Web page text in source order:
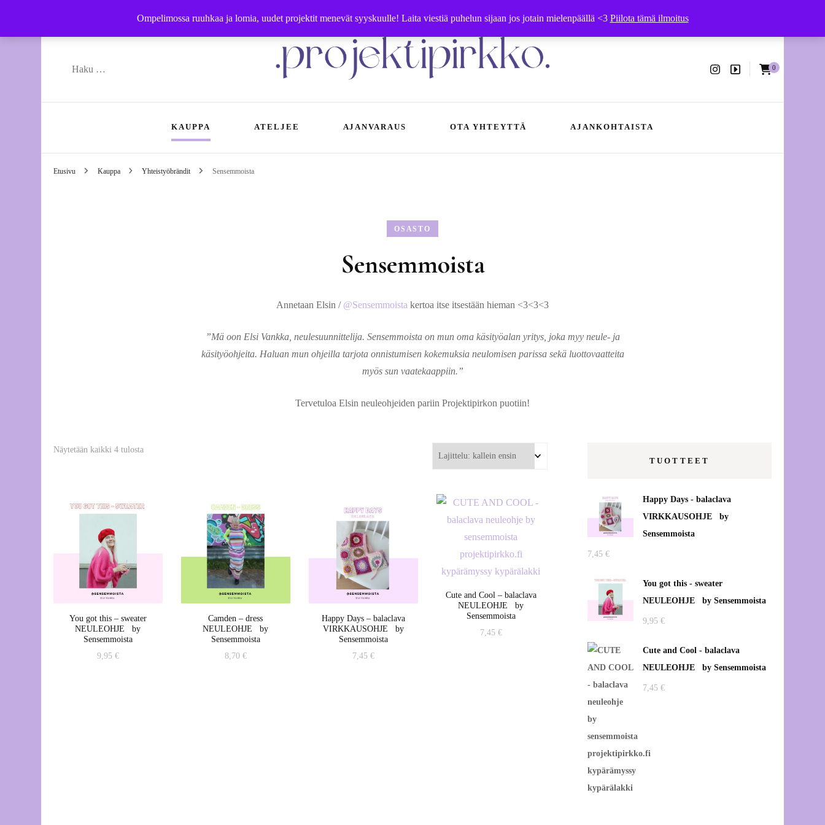
Ompelimossa ruuhkaa ja lomia, uudet projektit menevät syyskuulle! Laita viestiä puhelun sijaan jos jotain mielenpäällä <3 Piilota tämä ilmoitus
Haku:
Käsityöohjeet ja -tarvikkeet | Ompelupalvelut Vaasassa
0
KAUPPA
Käsityöohjeet
ATELJEE
Korjausboksit Vaasassa
postitse
Ajanvaraus
AJANVARAUS OTA YHTEYTTÄ AJANKOHTAISTA
etänä Vaasassa
Ompelupalvelut Vaasassa
Saippuapussi, mikä ihme se on?
Vaasan Palosaarelta
Etusivu Kauppa Yhteistyöbrändit Sensemmoista
OSASTO
Sensemmoista
Annetaan Elsin / @Sensemmoista kertoa itse itsestään hieman <3<3<3
”Mä oon Elsi Vankka, neulesuunnittelija. Sensemmoista on mun oma käsityöalan yritys, joka myy neule- ja
käsityöohjeita. Haluan mun ohjeilla tarjota onnistumisen kokemuksia neulomisen parissa sekä luottovaatteita
myös sun vaatekaappiin.”
Tervetuloa Elsin neuleohjeiden pariin Projektipirkon puotiin!
Näytetään kaikki 4 tulosta
You got this – sweater
NEULEOHJE by
Sensemmoista
9,95 €
Camden – dress
NEULEOHJE by
Sensemmoista
8,70 €
Happy Days – balaclava
VIRKKAUSOHJE by
Sensemmoista
7,45 €
Cute and Cool – balaclava
NEULEOHJE by
Sensemmoista
7,45 €
TUOTTEET
Happy Days - balaclava
VIRKKAUSOHJE by
Sensemmoista
7,45 €
You got this - sweater
NEULEOHJE by Sensemmoista
9,95 €
Cute and Cool - balaclava
NEULEOHJE by Sensemmoista
7,45 €